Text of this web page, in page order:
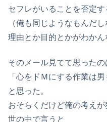
セフレがいることを否定す
（俺も同じようなもんだし
理由とか目的とかがわかん
そのメール見てて思ったの
「心をドＭにする作業は
と思った。
おそらくだけど俺の考えが
世の中で言うと